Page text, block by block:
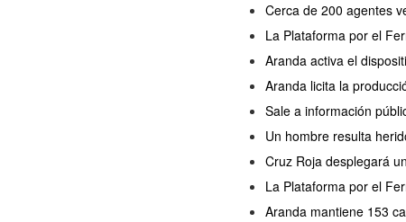
Cerca de 200 agentes
La Plataforma por el
Aranda activa el
Aranda licita la
Sale a información
Un hombre resulta
Cruz Roja desplegará
La Plataforma por el
Aranda mantiene 153